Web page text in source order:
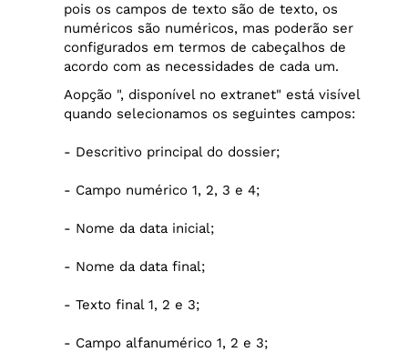
pois os campos de texto são de texto, os
numéricos são numéricos, mas poderão ser
configurados em termos de cabeçalhos de
acordo com as necessidades de cada um.
Aopção ", disponível no extranet" está visível
quando selecionamos os seguintes campos:
- Descritivo principal do dossier;
- Campo numérico 1, 2, 3 e 4;
- Nome da data inicial;
- Nome da data final;
- Texto final 1, 2 e 3;
- Campo alfanumérico 1, 2 e 3;